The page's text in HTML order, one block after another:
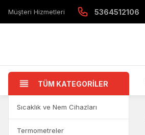
Müşteri Hizmetleri 5364512106
TÜM KATEGORİLER
Sıcaklık ve Nem Cihazları
Termometreler